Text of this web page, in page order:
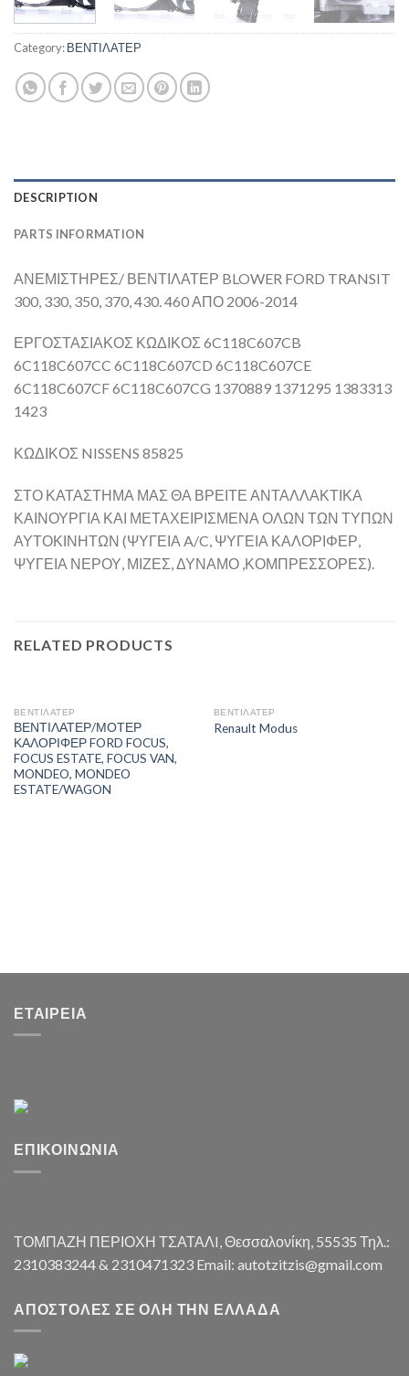
Category:ΒΕΝΤΙΛΑΤΕΡ
DESCRIPTION
PARTS INFORMATION
ΑΝΕΜΙΣΤΗΡΕΣ/ ΒΕΝΤΙΛΑΤΕΡ BLOWER FORD TRANSIT
300, 330, 350, 370, 430. 460 ΑΠΟ 2006-2014
ΕΡΓΟΣΤΑΣΙΑΚΟΣ ΚΩΔΙΚΟΣ 6C118C607CB
6C118C607CC 6C118C607CD 6C118C607CE
6C118C607CF 6C118C607CG 1370889 1371295 1383313
1423
ΚΩΔΙΚΟΣ NISSENS 85825
ΣΤΟ ΚΑΤΑΣΤΗΜΑ ΜΑΣ ΘΑ ΒΡΕΙΤΕ ΑΝΤΑΛΛΑΚΤΙΚΑ
ΚΑΙΝΟΥΡΓΙΑ ΚΑΙ ΜΕΤΑΧΕΙΡΙΣΜΕΝΑ ΟΛΩΝ ΤΩΝ ΤΥΠΩΝ
ΑΥΤΟΚΙΝΗΤΩΝ (ΨΥΓΕΙΑ A/C, ΨΥΓΕΙΑ ΚΑΛΟΡΙΦΕΡ,
ΨΥΓΕΙΑ ΝΕΡΟΥ, ΜΙΖΕΣ, ΔΥΝΑΜΟ ,ΚΟΜΠΡΕΣΣΟΡΕΣ).
RELATED PRODUCTS
ΒΕΝΤΙΛΑΤΕΡ
ΒΕΝΤΙΛΑΤΕΡ/ΜΟΤΕΡ
ΚΑΛΟΡΙΦΕΡ FORD FOCUS,
FOCUS ESTATE, FOCUS VAN,
MONDEO, MONDEO
ESTATE/WAGON
ΒΕΝΤΙΛΑΤΕΡ
Renault Modus
ΕΤΑΙΡΕΊΑ
ΕΠΙΚΟΙΝΩΝΊΑ
ΤΟΜΠΑΖΗ ΠΕΡΙΟΧΗ ΤΣΑΤΑΛI, Θεσσαλονίκη, 55535 Τηλ.:
2310383244 & 2310471323 Email: autotzitzis@gmail.com
ΑΠΟΣΤΟΛΈΣ ΣΕ ΌΛΗ ΤΗΝ ΕΛΛΆΔΑ